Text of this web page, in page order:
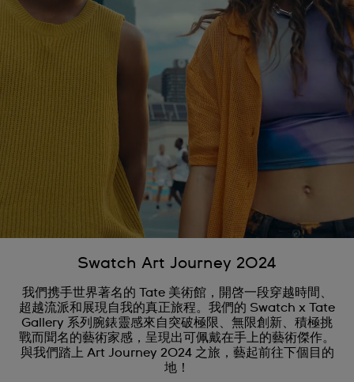
Swatch Art Journey 2024
我們携手世界著名的 Tate 美術館，開啓一段穿越時間、
超越流派和展現自我的真正旅程。我們的 Swatch x Tate
Gallery 系列腕錶靈感來自突破極限、無限創新、積極挑
戰而聞名的藝術家感，呈現出可佩戴在手上的藝術傑作。
與我們踏上 Art Journey 2024 之旅，藝起前往下個目的
地！